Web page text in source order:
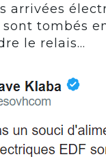
arrivées
sont tombés
le relais…